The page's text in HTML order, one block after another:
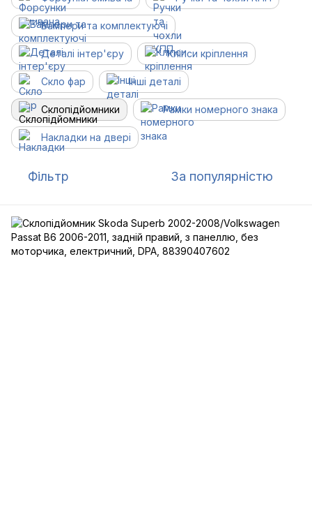
Бампери та комплектуючі
Деталі інтер'єру Кліпси кріплення
Скло фар Інші деталі
Склопідйомники Рамки номерного знака
Накладки на двері
Фільтр За популярністю